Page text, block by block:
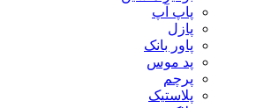
پاپ آپ
پازل
پاور بانک
پد موس
پرچم
پلاستیک